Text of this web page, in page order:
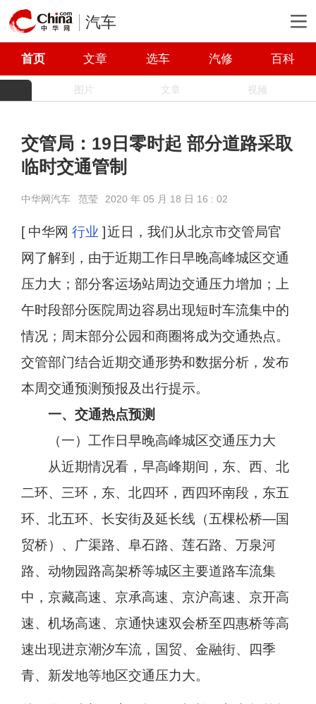
汽车
首页 文章 选车 汽修 百科
图片 文章 视频
交管局：19日零时起 部分道路采取
临时交通管制
中华网汽车 范莹 2020 年 05 月 18 日 16 : 02
[ 中华网 行业 ] 近日，我们从北京市交管局官
网了解到，由于近期工作日早晚高峰城区交通
压力大；部分客运场站周边交通压力增加；上
午时段部分医院周边容易出现短时车流集中的
情况；周末部分公园和商圈将成为交通热点。
交管部门结合近期交通形势和数据分析，发布
本周交通预测预报及出行提示。
一、交通热点预测
（一）工作日早晚高峰城区交通压力大
从近期情况看，早高峰期间，东、西、北
二环、三环，东、北四环，西四环南段，东五
环、北五环、长安街及延长线（五棵松桥—国
贸桥）、广渠路、阜石路、莲石路、万泉河
路、动物园路高架桥等城区主要道路车流集
中，京藏高速、京承高速、京沪高速、京开高
速、机场高速、京通快速双会桥至四惠桥等高
速出现进京潮汐车流，国贸、金融街、四季
青、新发地等地区交通压力大。